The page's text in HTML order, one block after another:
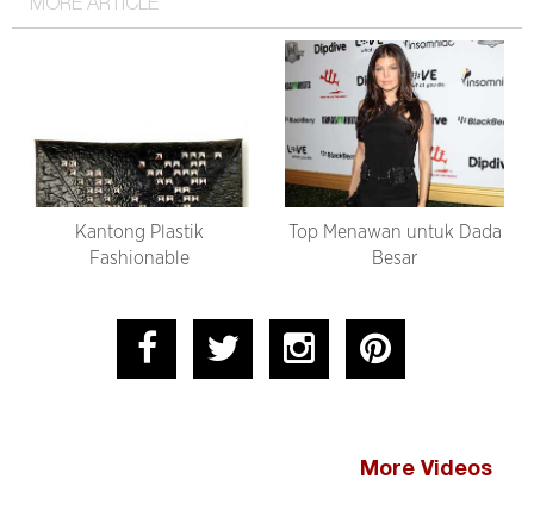
MORE ARTICLE
Kantong Plastik
Fashionable
Top Menawan untuk Dada
Besar
More Videos